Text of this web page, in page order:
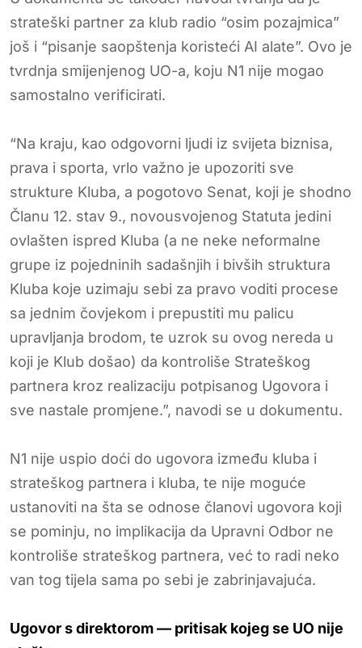
strateški partner za klub radio “osim pozajmica”
još i “pisanje saopštenja koristeći AI alate”. Ovo je
tvrdnja smijenjenog UO-a, koju N1 nije mogao
samostalno verificirati.
“Na kraju, kao odgovorni ljudi iz svijeta biznisa,
prava i sporta, vrlo važno je upozoriti sve
strukture Kluba, a pogotovo Senat, koji je shodno
Članu 12. stav 9., novousvojenog Statuta jedini
ovlašten ispred Kluba (a ne neke neformalne
grupe iz pojedninih sadašnjih i bivših struktura
Kluba koje uzimaju sebi za pravo voditi procese
sa jednim čovjekom i prepustiti mu palicu
upravljanja brodom, te uzrok su ovog nereda u
koji je Klub došao) da kontroliše Strateškog
partnera kroz realizaciju potpisanog Ugovora i
sve nastale promjene.”, navodi se u dokumentu.
N1 nije uspio doći do ugovora između kluba i
strateškog partnera i kluba, te nije moguće
ustanoviti na šta se odnose članovi ugovora koji
se pominju, no implikacija da Upravni Odbor ne
kontroliše strateškog partnera, već to radi neko
van tog tijela sama po sebi je zabrinjavajuća.
Ugovor s direktorom — pritisak kojeg se UO nije